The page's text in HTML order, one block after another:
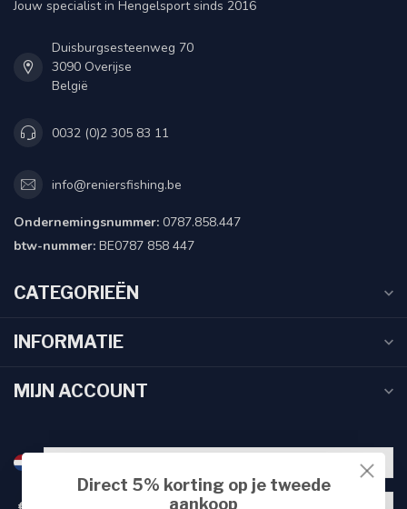
Jouw specialist in Hengelsport sinds 2016
Duisburgsesteenweg 70
3090 Overijse
België
0032 (0)2 305 83 11
info@reniersfishing.be
Ondernemingsnummer: 0787.858.447
btw-nummer: BE0787 858 447
CATEGORIEËN
INFORMATIE
MIJN ACCOUNT
Direct 5% korting op je tweede
aankoop